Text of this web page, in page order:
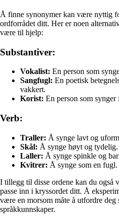
Å finne synonymer kan være nyttig
ordforrådet ditt. Her er noen
være til hjelp:
Substantiver:
Vokalist: En person som
Sangfugl: En poetisk
vakkert.
Korist: En person som synger
Verb:
Traller: Å synge lavt og
Skål: Å synge høyt og tydelig.
Laller: Å synge spinkle og
Kvitrer: Å synge som en fugl.
I tillegg til disse ordene kan du også
passe inn i kryssordet ditt. Å
være en morsom måte å utfordre deg
språkkunnskaper.